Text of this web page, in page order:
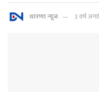
धारणा न्यूज ३ वर्ष